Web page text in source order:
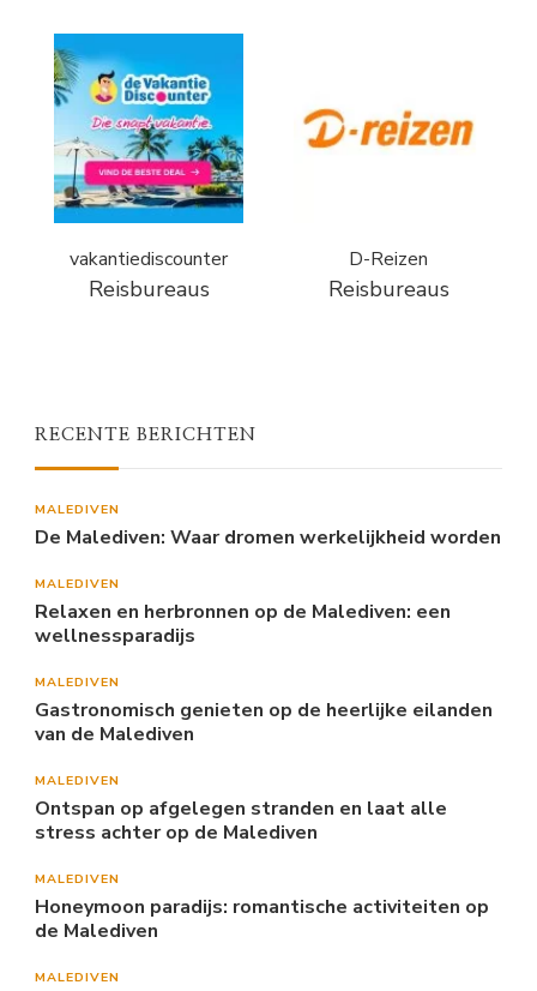
vakantiediscounter
Reisbureaus
D-Reizen
Reisbureaus
RECENTE BERICHTEN
MALEDIVEN
De Malediven: Waar dromen werkelijkheid worden
MALEDIVEN
Relaxen en herbronnen op de Malediven: een
wellnessparadijs
MALEDIVEN
Gastronomisch genieten op de heerlijke eilanden
van de Malediven
MALEDIVEN
Ontspan op afgelegen stranden en laat alle
stress achter op de Malediven
MALEDIVEN
Honeymoon paradijs: romantische activiteiten op
de Malediven
MALEDIVEN